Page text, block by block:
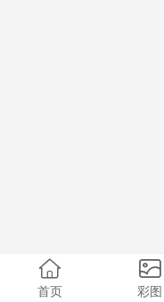
首页 彩图